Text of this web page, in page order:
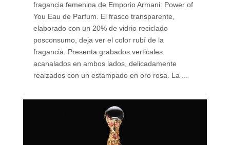
fragancia femenina de Emporio Armani: Power of
You Eau de Parfum. El frasco transparente,
elaborado con un 20% de vidrio reciclado
posconsumo, deja ver el color rubí de la
fragancia. Presenta grabados verticales
acanalados en ambos lados, delicadamente
realzados con un estampado en oro rosa. La ...